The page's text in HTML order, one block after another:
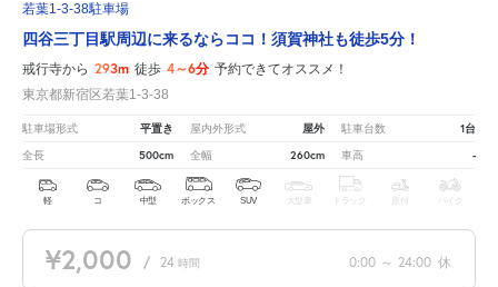
若葉1-3-38駐車場
四谷三丁目駅周辺に来るならココ！須賀神社も徒歩5分！
戒行寺から 293m 徒歩 4～6分 予約できてオススメ！
東京都新宿区若葉1-3-38
駐車場形式 平置き 屋内外形式 屋外 駐車台数 1台
全長 500cm 全幅 260cm 車高 -
軽 コ 中型 ボックス SUV 大型車 トラック 原付 バイク
¥2,000 / 24 時間 0:00 ～ 24:00 休